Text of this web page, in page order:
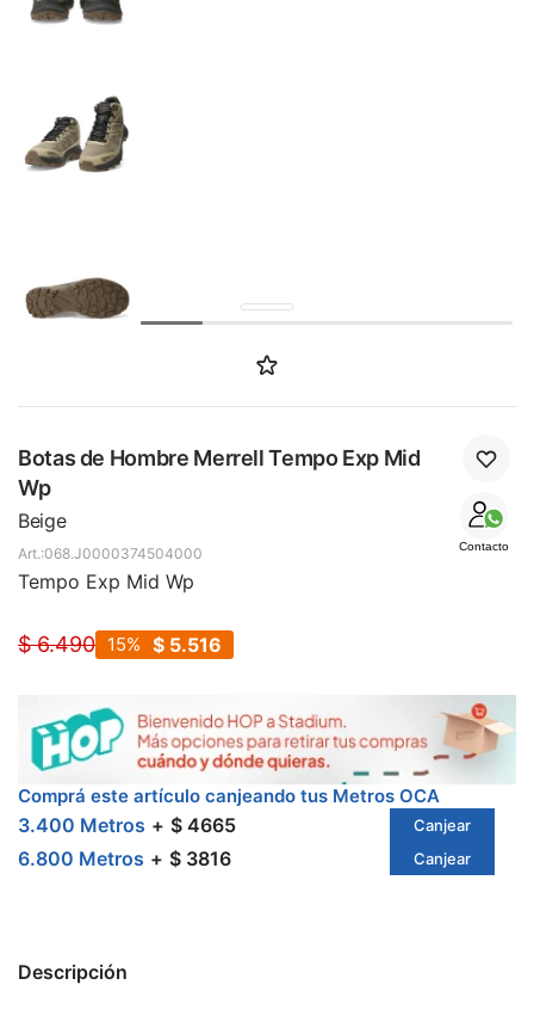
Botas de Hombre Merrell Tempo Exp Mid
Wp
Beige
Contacto
068.J0000374504000
Tempo Exp Mid Wp
$ 6.490 $ 5.516
15
Comprá este artículo canjeando tus Metros OCA
3.400 Metros $ 4665 Canjear
6.800 Metros $ 3816 Canjear
Descripción